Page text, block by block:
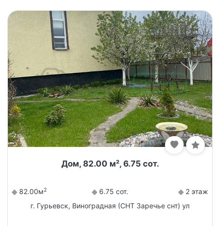
Дом, 82.00 м², 6.75 сот.
82.00м2 6.75 сот.
2 этаж
г. Гурьевск, Виноградная (СНТ Заречье снт) ул